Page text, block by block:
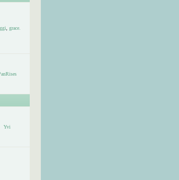
grace.
Yvi